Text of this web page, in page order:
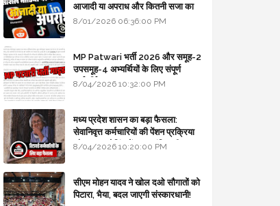
आजादी या अपराध और कितनी सजा का
प्रावधान - free legal advice
8/01/2026 06:36:00 PM
MP Patwari भर्ती 2026 और समूह-2
उपसमूह-4 अभ्यर्थियों के लिए संपूर्ण
मार्गदर्शिका
8/04/2026 10:32:00 PM
मध्य प्रदेश शासन का बड़ा फैसला:
सेवानिवृत्त कर्मचारियों की पेंशन प्रक्रिया
और बजट कोडिंग में हुए क्रांतिकारी
8/04/2026 10:20:00 PM
सीएम मोहन यादव ने खोल दओ सौगातों को
पिटारा, भैया, बदल जाएगी संस्कारधानी!